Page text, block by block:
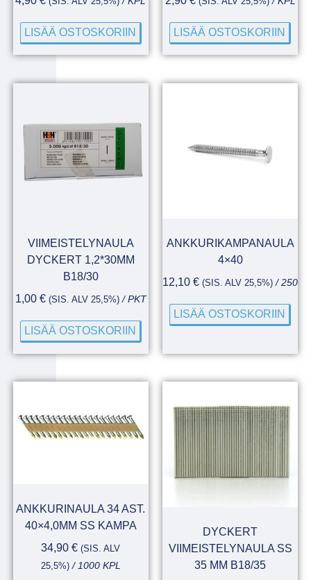
LISÄÄ OSTOSKORIIN LISÄÄ OSTOSKORIIN
VIIMEISTELYNAULA
DYCKERT 1,2*30MM
B18/30
1,00 € (SIS. ALV 25,5%)/ PKT
LISÄÄ OSTOSKORIIN
ANKKURIKAMPANAULA
4×40
12,10€ (SIS. ALV 25,5%) / 250
LISÄÄ OSTOSKORIIN
ANKKURINAULA 34 AST.
40×4,0MM SS KAMPA
34,90€ (SIS. ALV
25,5%)/ 1000 KPL
DYCKERT
VIIMEISTELYNAULA SS
35 MM B18/35